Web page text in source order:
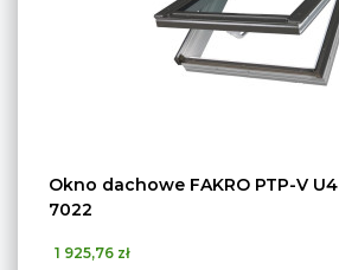
Okno dachowe FAKRO PTP-V
7022
1 925,76 zł